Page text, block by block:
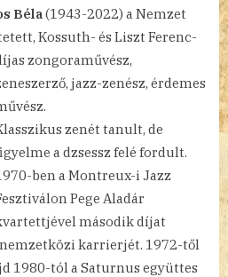
Béla(1943-2022) a Nemzet
Kossuth- és Liszt Ferenc-
zongoraművész,
jazz-zenész, érdemes
zenét tanult, de
a dzsessz felé fordult.
ben a Montreux-i Jazz
Pege Aladár
második díjat
karrierjét. 1972-től
1980-tól a Saturnus együttes